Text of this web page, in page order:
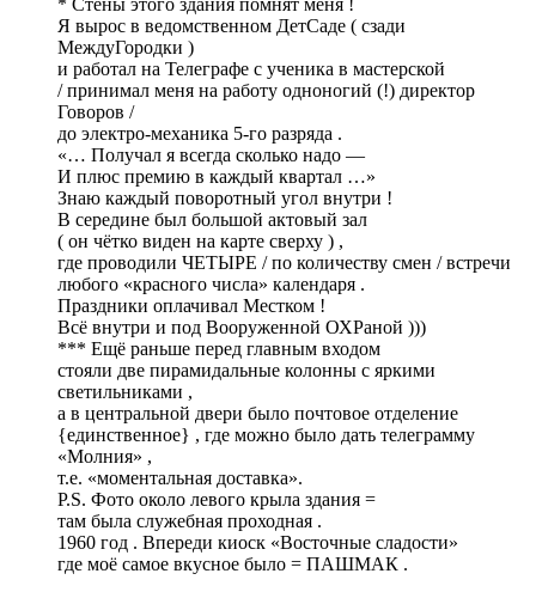
Я вырос в ведомственном ДетСаде ( сзади
МеждуГородки )
и работал на Телеграфе с ученика в мастерской
/ принимал меня на работу одноногий (!) директор
Говоров /
до электро-механика 5-го разряда .
«… Получал я всегда сколько надо —
И плюс премию в каждый квартал …»
Знаю каждый поворотный угол внутри !
В середине был большой актовый зал
( он чётко виден на карте сверху ) ,
где проводили ЧЕТЫРЕ / по количеству смен / встречи
любого «красного числа» календаря .
Праздники оплачивал Местком !
Всё внутри и под Вооруженной ОХРаной )))
*** Ещё раньше перед главным входом
стояли две пирамидальные колонны с яркими
светильниками ,
а в центральной двери было почтовое отделение
{единственное} , где можно было дать телеграмму
«Молния» ,
т.е. «моментальная доставка».
P.S. Фото около левого крыла здания =
там была служебная проходная .
1960 год . Впереди киоск «Восточные сладости»
где моё самое вкусное было = ПАШМАК .